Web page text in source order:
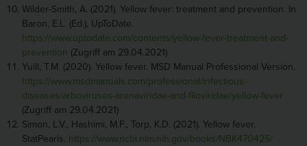
Wilder-Smith, A. (2021). Yellow fever: treatment and prevention. In
Baron, E.L. (Ed.), UpToDate.
https://www.uptodate.com/contents/yellow-fever-treatment-and-
prevention (Zugriff am 29.04.2021)
Yuill, T.M. (2020). Yellow fever. MSD Manual Professional Version.
https://www.msdmanuals.com/professional/infectious-
diseases/arboviruses-arenaviridae-and-filoviridae/yellow-fever
(Zugriff am 29.04.2021)
Simon, L.V., Hashimi, M.F., Torp, K.D. (2021). Yellow fever.
StatPearls. https://www.ncbi.nlm.nih.gov/books/NBK470425/